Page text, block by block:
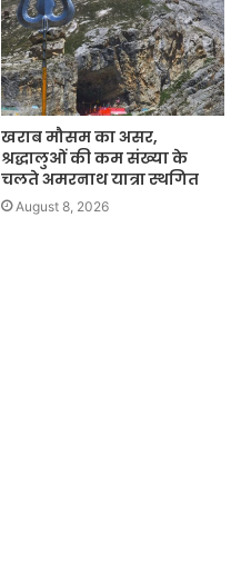
खराब मौसम का असर,
श्रद्धालुओं की कम संख्या के
चलते अमरनाथ यात्रा स्थगित
August 8, 2026